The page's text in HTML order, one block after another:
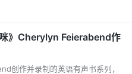
倾力打造了这套给孩子的网络世
更需要了解网络世界的风险和规
的“网络特别篇”，通过趣味问答
礼仪、安全注意事项等多个方
与权利义务，让网络成为孩子们
》Cherylyn Feierabend作
创作并录制的英语有声书系列，